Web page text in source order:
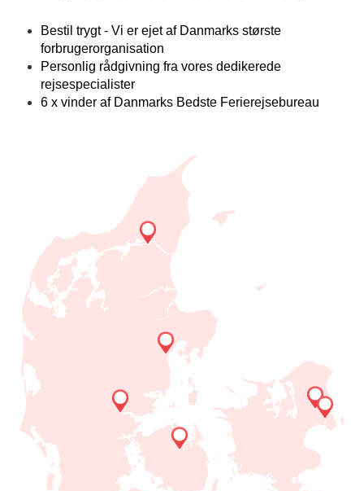
Bestil trygt - Vi er ejet af Danmarks største
forbrugerorganisation
Personlig rådgivning fra vores dedikerede
rejsespecialister
6 x vinder af Danmarks Bedste Ferierejsebureau